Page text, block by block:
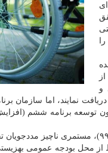
از
و
نمایند، اما سازمان
این نامه می افزاید: از شروع سال قبل